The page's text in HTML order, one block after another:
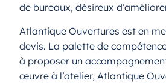
de bureaux, désireux
Atlantique Ouvertures est en
devis. La palette de
à proposer un
œuvre à l’atelier, Atlantique